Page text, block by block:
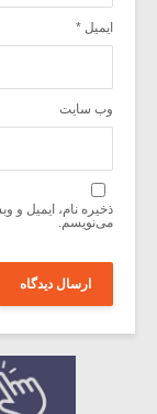
ایمیل *
وب‌ سایت
ذخیره نام، ایمیل و
می‌نویسم.